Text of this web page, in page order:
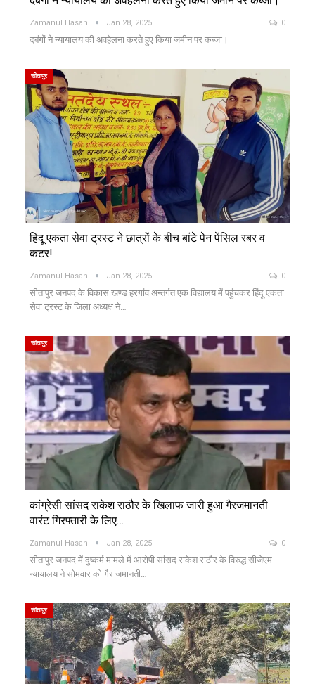
Zamanul Hasan Jan 28, 2025 0
दबंगों ने न्यायालय की अवहेलना करते हुए किया जमीन पर कब्जा।
सीतापुर
हिंदू एकता सेवा ट्रस्ट ने छात्रों के बीच बांटे पेन पेंसिल रबर व
कटर!
Zamanul Hasan Jan 28, 2025 0
सीतापुर जनपद के विकास खण्ड हरगांव अन्तर्गत एक विद्यालय में पहुंचकर हिंदू एकता
सेवा ट्रस्ट के जिला अध्यक्ष ने…
सीतापुर
कांग्रेसी सांसद राकेश राठौर के खिलाफ जारी हुआ गैरजमानती
वारंट गिरफ्तारी के लिए…
Zamanul Hasan Jan 28, 2025 0
सीतापुर जनपद में दुष्कर्म मामले में आरोपी सांसद राकेश राठौर के विरुद्ध सीजेएम
न्यायालय ने सोमवार को गैर जमानती…
सीतापुर